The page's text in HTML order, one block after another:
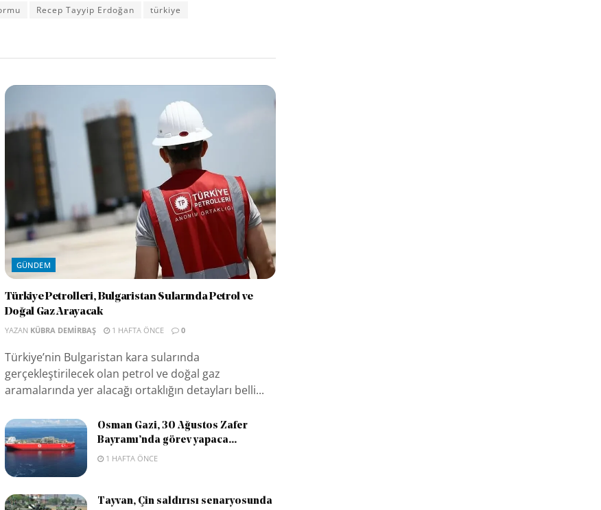
Recep Tayyip Erdoğan türkiye
GÜNDEM
Türkiye Petrolleri, Bulgaristan Sularında Petrol ve
Doğal Gaz Arayacak
YAZAN KÜBRA DEMIRBAŞ 1 HAFTA ÖNCE 0
Türkiye’nin Bulgaristan kara sularında
gerçekleştirilecek olan petrol ve doğal gaz
aramalarında yer alacağı ortaklığın detayları belli...
Osman Gazi, 30 Ağustos Zafer
Bayramı’nda görev yapaca...
1 HAFTA ÖNCE
Tayvan, Çin saldırısı senaryosunda